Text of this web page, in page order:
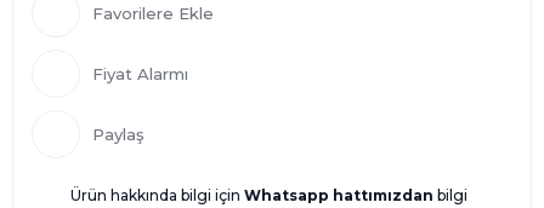
Fiyat Alarmı
Paylaş
Ürün hakkında bilgi için Whatsapp hattımızdan bilgi